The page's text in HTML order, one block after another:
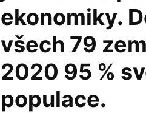
ekonomiky.
všech 79
2020 95 %
populace.